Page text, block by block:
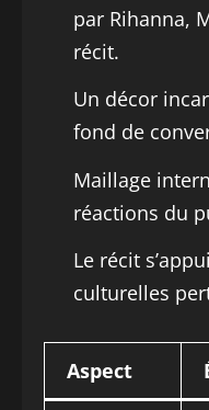
par Rihanna,
récit.
Un décor
fond de
Maillage
réactions du
Le récit
culturelles
Aspect